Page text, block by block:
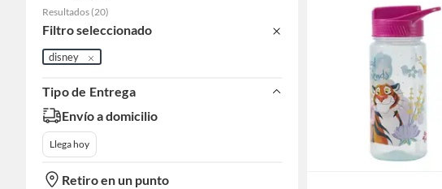
Resultados (20)
Filtro seleccionado
disney
Tipo de Entrega
Envío a domicilio
Llega hoy
Retiro en un punto